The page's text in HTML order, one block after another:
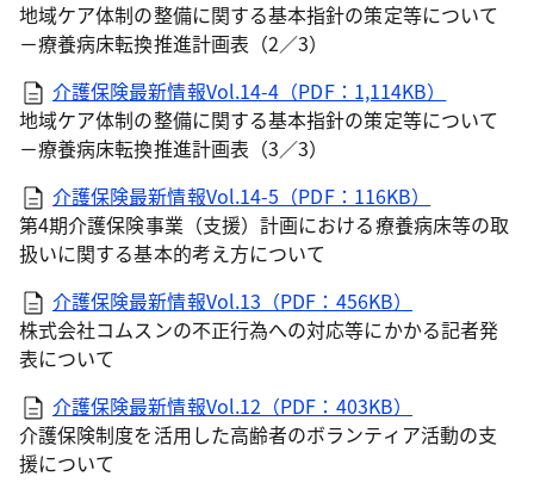
地域ケア体制の整備に関する基本指針の策定等について
－療養病床転換推進計画表（2／3）
介護保険最新情報Vol.14-4（PDF：1,114KB）
地域ケア体制の整備に関する基本指針の策定等について
－療養病床転換推進計画表（3／3）
介護保険最新情報Vol.14-5（PDF：116KB）
第4期介護保険事業（支援）計画における療養病床等の取
扱いに関する基本的考え方について
介護保険最新情報Vol.13（PDF：456KB）
株式会社コムスンの不正行為への対応等にかかる記者発
表について
介護保険最新情報Vol.12（PDF：403KB）
介護保険制度を活用した高齢者のボランティア活動の支
援について